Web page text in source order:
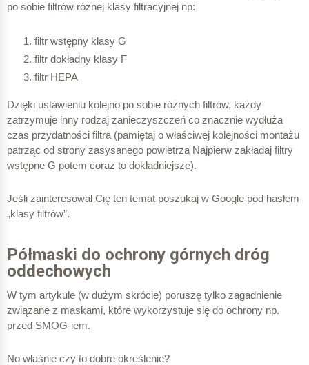
po sobie filtrów różnej klasy filtracyjnej np:
filtr wstępny klasy G
filtr dokładny klasy F
filtr HEPA
Dzięki ustawieniu kolejno po sobie różnych filtrów, każdy
zatrzymuje inny rodzaj zanieczyszczeń co znacznie wydłuża
czas przydatności filtra (pamiętaj o właściwej kolejności montażu
patrząc od strony zasysanego powietrza Najpierw zakładaj filtry
wstępne G potem coraz to dokładniejsze).
Jeśli zainteresował Cię ten temat poszukaj w Google pod hasłem
„klasy filtrów”.
Półmaski do ochrony górnych dróg
oddechowych
W tym artykule (w dużym skrócie) poruszę tylko zagadnienie
związane z maskami, które wykorzystuje się do ochrony np.
przed SMOG-iem.
No właśnie czy to dobre określenie?